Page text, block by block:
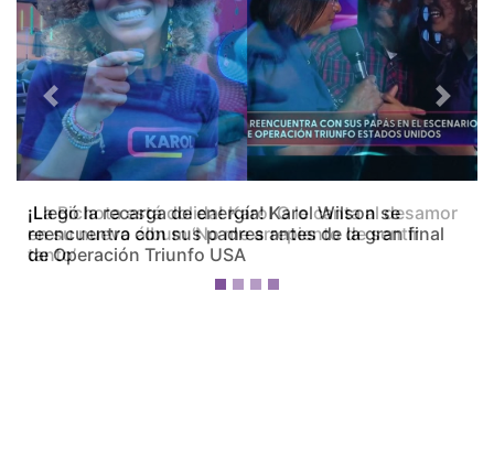
¡La Bichota está dolida! Karol G le canta al desamor
en su nuevo álbum ‘No me arrepiento de sentir
tanto’
Previous Next